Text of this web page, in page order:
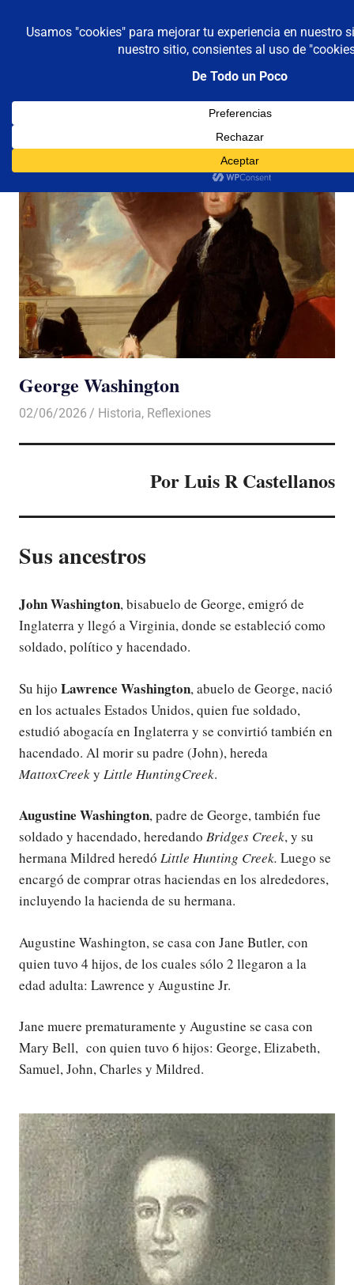
contenido
De todo un poco
Humor,
y
Viajes
George Washington
02/06/2026 De todo un Poco
Historia, Reflexiones
Por Luis R Castellanos
Sus ancestros
John Washington, bisabuelo de George, emigró de
Inglaterra y llegó a Virginia, donde se estableció como
soldado, político y hacendado.
Su hijo Lawrence Washington, abuelo de George, nació
en los actuales Estados Unidos, quien fue soldado,
estudió abogacía en Inglaterra y se convirtió también en
hacendado. Al morir su padre (John), hereda
MattoxCreeky Little HuntingCreek.
Augustine Washington, padre de George, también fue
soldado y hacendado, heredando Bridges Creek, y su
hermana Mildred heredó Little Hunting Creek. Luego se
encargó de comprar otras haciendas en los alrededores,
incluyendo la hacienda de su hermana.
Augustine Washington, se casa con Jane Butler, con
quien tuvo 4 hijos, de los cuales sólo 2 llegaron a la
edad adulta: Lawrence y Augustine Jr.
Jane muere prematuramente y Augustine se casa con
Mary Bell, con quien tuvo 6 hijos: George, Elizabeth,
Samuel, John, Charles y Mildred.